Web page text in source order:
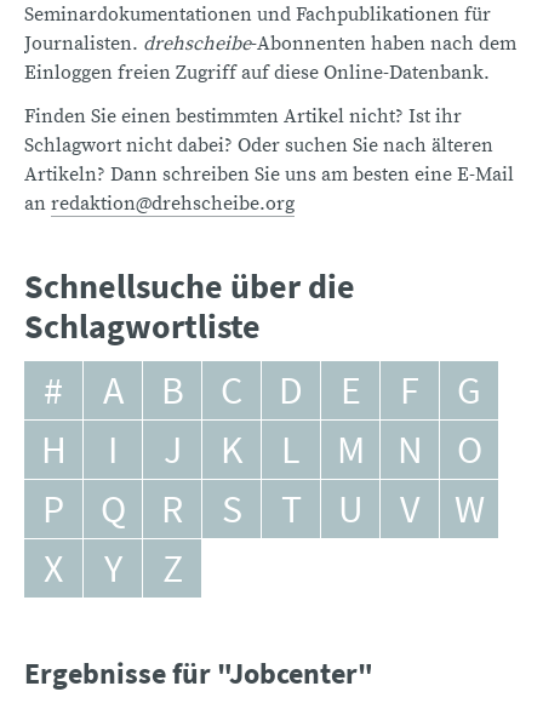
Seminardokumentationen und Fachpublikationen für
Journalisten. drehscheibe-Abonnenten haben nach dem
Einloggen freien Zugriff auf diese Online-Datenbank.
Finden Sie einen bestimmten Artikel nicht? Ist ihr
Schlagwort nicht dabei? Oder suchen Sie nach älteren
Artikeln? Dann schreiben Sie uns am besten eine E-Mail
an redaktion@drehscheibe.org
Schnellsuche über die
Schlagwortliste
# A B C D E F
G
H
I J K L M N
O
P
Q R S T U V
W
X
Y Z
Ergebnisse für "Jobcenter"